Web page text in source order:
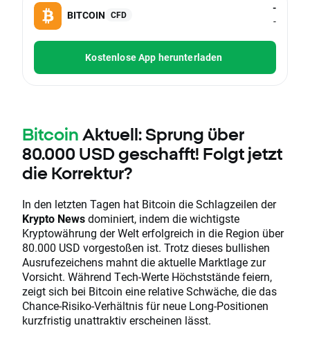
BITCOIN CFD
-
-
Kostenlose App herunterladen
Bitcoin Aktuell: Sprung über
80.000 USD geschafft! Folgt jetzt
die Korrektur?
In den letzten Tagen hat Bitcoin die Schlagzeilen der
Krypto Newsdominiert, indem die wichtigste
Kryptowährung der Welt erfolgreich in die Region über
80.000 USD vorgestoßen ist. Trotz dieses bullishen
Ausrufezeichens mahnt die aktuelle Marktlage zur
Vorsicht. Während Tech-Werte Höchststände feiern,
zeigt sich bei Bitcoin eine relative Schwäche, die das
Chance-Risiko-Verhältnis für neue Long-Positionen
kurzfristig unattraktiv erscheinen lässt.